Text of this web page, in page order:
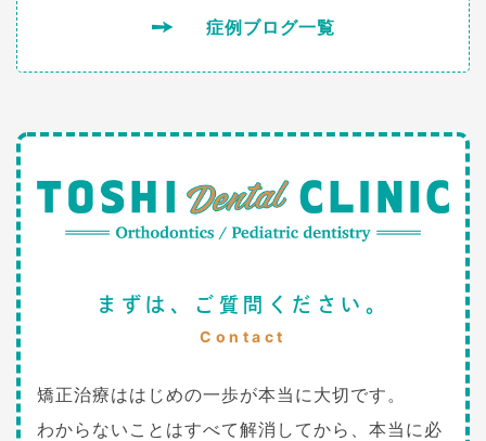
症例ブログ一覧
まずは、ご質問ください。
Contact
矯正治療ははじめの一歩が本当に大切です。
わからないことはすべて解消してから、本当に必